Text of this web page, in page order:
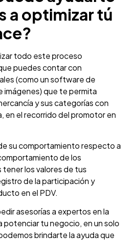
a optimizar tú
todo este proceso
puedes contar con
(como un software de
imágenes) que te permita
y sus categorías con
en el recorrido del promotor en
su comportamiento respecto a
de los
los valores de tus
de la participación y
en el PDV.
asesorías a expertos en la
potenciar tu negocio, en un solo
brindarte la ayuda que